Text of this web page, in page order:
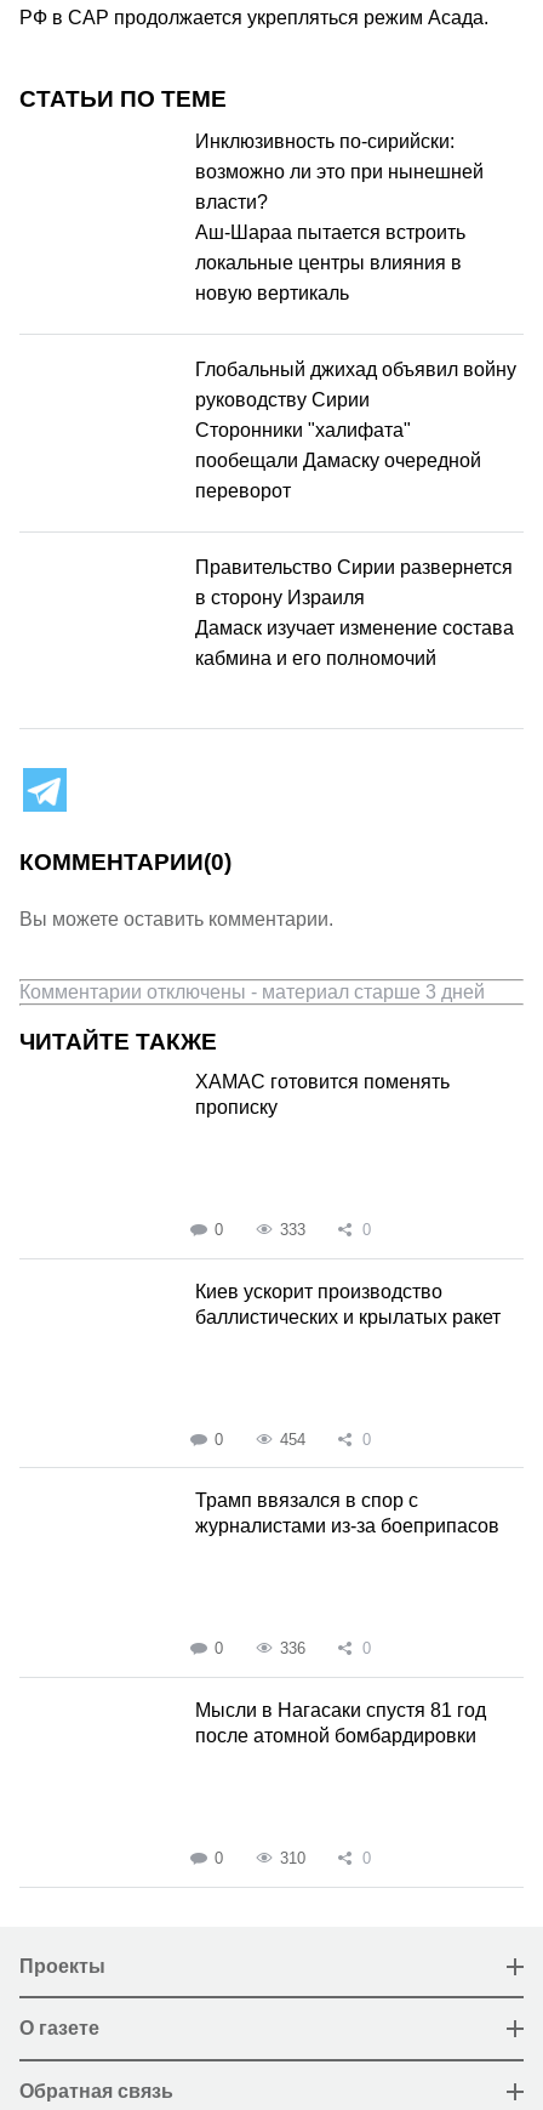
РФ в САР продолжается укрепляться режим Асада.
СТАТЬИ ПО ТЕМЕ
Инклюзивность по-сирийски:
возможно ли это при нынешней
власти?
Аш-Шараа пытается встроить
локальные центры влияния в
новую вертикаль
Глобальный джихад объявил войну
руководству Сирии
Сторонники "халифата"
пообещали Дамаску очередной
переворот
Правительство Сирии развернется
в сторону Израиля
Дамаск изучает изменение состава
кабмина и его полномочий
КОММЕНТАРИИ(0)
Вы можете оставить комментарии.
Комментарии отключены - материал старше 3 дней
ЧИТАЙТЕ ТАКЖЕ
ХАМАС готовится поменять
прописку
0 333 0
Киев ускорит производство
баллистических и крылатых ракет
0 454 0
Трамп ввязался в спор с
журналистами из-за боеприпасов
0 336 0
Мысли в Нагасаки спустя 81 год
после атомной бомбардировки
0 310 0
Проекты
О газете
Обратная связь